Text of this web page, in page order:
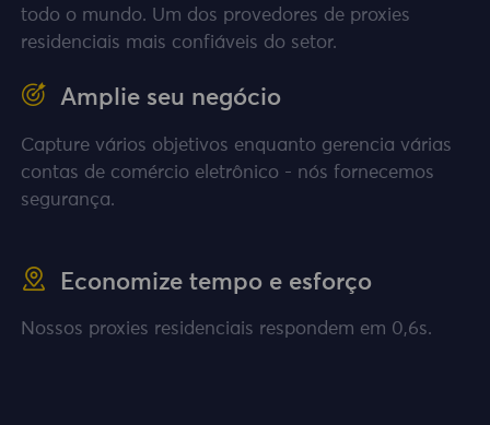
todo o mundo. Um dos provedores de proxies
residenciais mais confiáveis do setor.
Amplie seu negócio
Capture vários objetivos enquanto gerencia várias
contas de comércio eletrônico - nós fornecemos
segurança.
Economize tempo e esforço
Nossos proxies residenciais respondem em 0,6s.